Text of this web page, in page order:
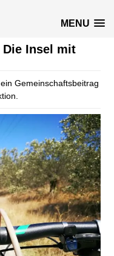
MENU
Insel mit
Gemeinschaftsbeitrag